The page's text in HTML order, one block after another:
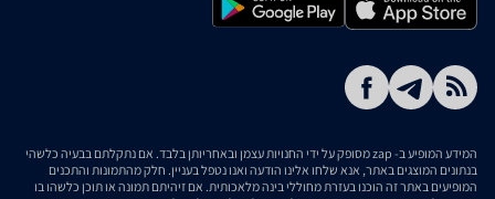
המידע המופיע ב- zap מסופק על ידי החנויות עצמן ובאחריותן בלבד. אם נתקלתם בבעיה כלשהי
בנתונים המוצגים באתר, אנא שלחו אלינו הודעה ואנו נטפל בעניין. חלק מהתמונות והתכנים
המופיעים באתר זה הוכנו בעזרת מחוללי בינה מלאכותית. אם זיהיתם תמונה או תוכן כלשהו בו